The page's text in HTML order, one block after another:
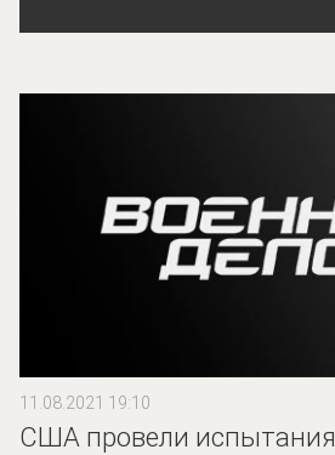
11.08.2021 19:10
США провели испытания